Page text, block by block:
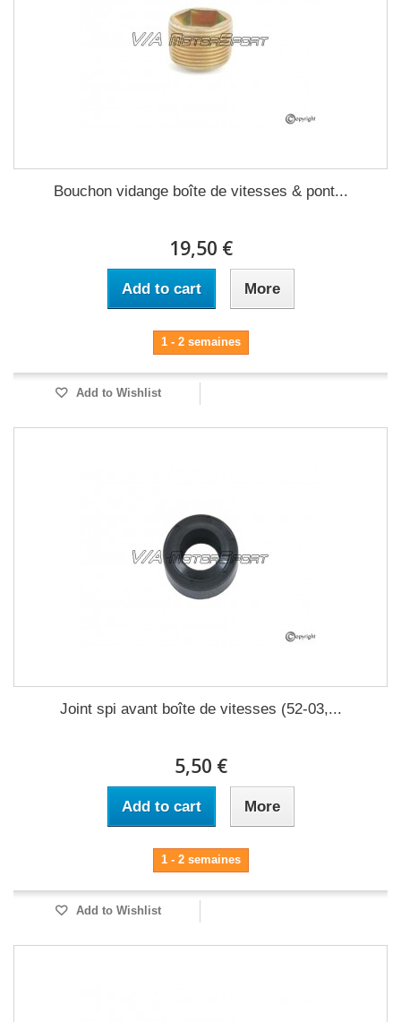
Bouchon vidange boîte de vitesses & pont...
19,50 €
Add to cart More
1 - 2 semaines
Add to Wishlist
Joint spi avant boîte de vitesses (52-03,...
5,50 €
Add to cart More
1 - 2 semaines
Add to Wishlist